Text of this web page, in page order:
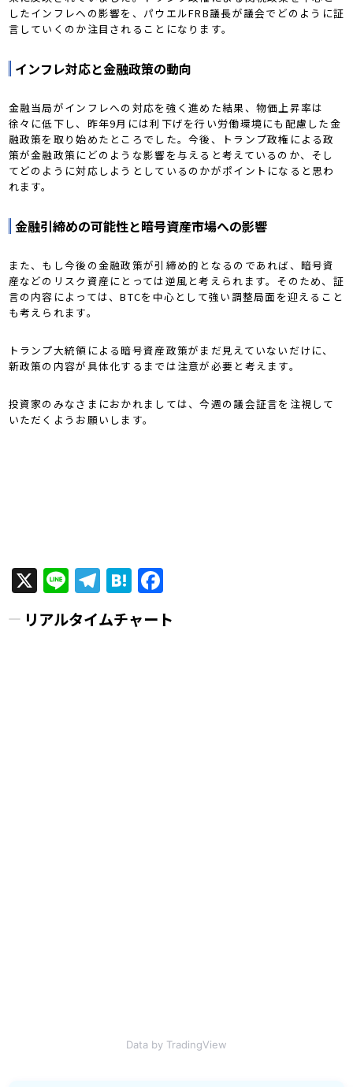
したインフレへの影響を、パウエルFRB議長が議会でどのように証
言していくのか注目されることになります。
インフレ対応と金融政策の動向
金融当局がインフレへの対応を強く進めた結果、物価上昇率は
徐々に低下し、昨年9月には利下げを行い労働環境にも配慮した金
融政策を取り始めたところでした。今後、トランプ政権による政
策が金融政策にどのような影響を与えると考えているのか、そし
てどのように対応しようとしているのかがポイントになると思わ
れます。
金融引締めの可能性と暗号資産市場への影響
また、もし今後の金融政策が引締め的となるのであれば、暗号資
産などのリスク資産にとっては逆風と考えられます。そのため、証
言の内容によっては、BTCを中心として強い調整局面を迎えること
も考えられます。
トランプ大統領による暗号資産政策がまだ見えていないだけに、
新政策の内容が具体化するまでは注意が必要と考えます。
投資家のみなさまにおかれましては、今週の議会証言を注視して
いただくようお願いします。
X LineTelegram
Hatena
Facebook
リアルタイムチャート
Data by TradingView